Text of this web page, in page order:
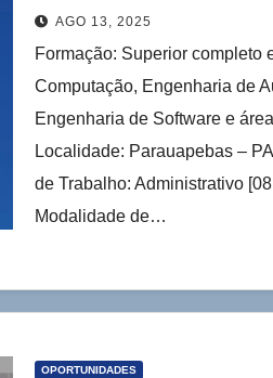
Automação e de
AGO 13, 2025
Formação: Superior completo
Computação, Engenharia de
Engenharia de Software e
Localidade: Parauapebas –
de Trabalho: Administrativo
Modalidade de…
OPORTUNIDADES